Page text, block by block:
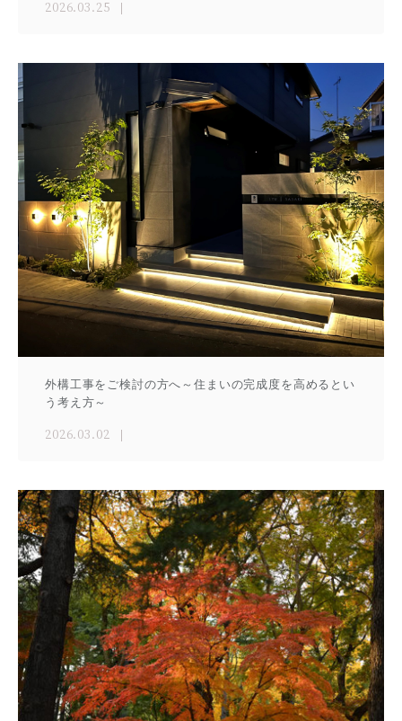
2026.03.25
外構工事をご検討の方へ～住まいの完成度を高めるとい
う考え方～
2026.03.02